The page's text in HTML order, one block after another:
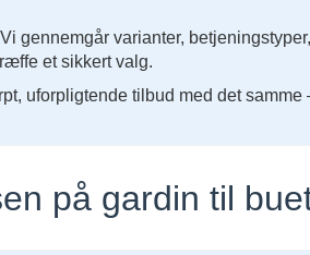
Vi gennemgår varianter,
et sikkert valg.
uforpligtende tilbud med det
på gardin til